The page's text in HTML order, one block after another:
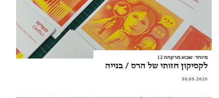
מיוחד: שבוע מרקחה 12
לקסיקון חזותי של הרס / בנייה
08.05.2025